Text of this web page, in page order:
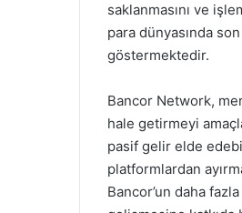
saklanmasını ve
para dünyasında
göstermektedir.
Bancor Network,
hale getirmeyi
pasif gelir elde
platformlardan
Bancor’un daha